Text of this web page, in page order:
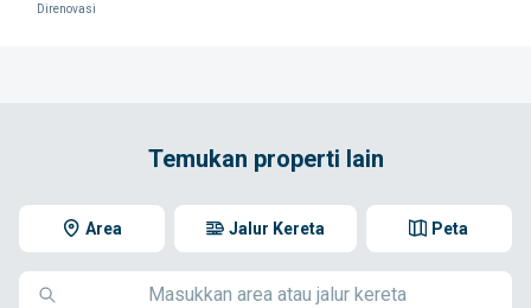
Direnovasi
Temukan properti lain
Area Peta
Jalur Kereta